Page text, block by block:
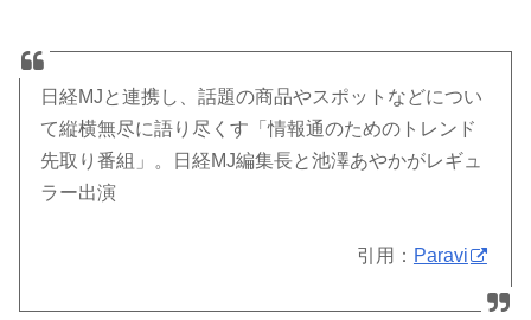
日経MJと連携し、話題の商品やスポットなどについ
て縦横無尽に語り尽くす「情報通のためのトレンド
先取り番組」。日経MJ編集長と池澤あやかがレギュ
ラー出演
引用： Paravi